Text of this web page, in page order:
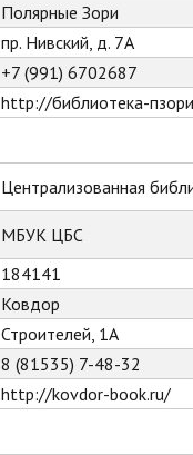
Полярные Зори
пр. Нивский, д. 7А
+7 (991) 6702687
http://библиотека-
Централизованная
МБУК ЦБС
184141
Ковдор
Строителей, 1А
8 (81535) 7-48-32
http://kovdor-book.ru/